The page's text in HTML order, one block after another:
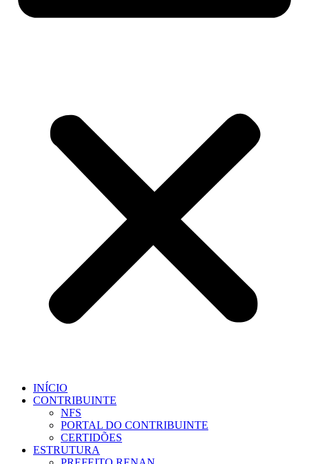
INÍCIO
CONTRIBUINTE
NFS
PORTAL DO CONTRIBUINTE
CERTIDÕES
ESTRUTURA